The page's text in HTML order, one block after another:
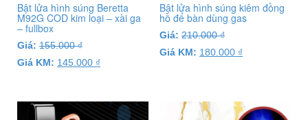
Bật lửa hình súng Beretta
M92G COD kim loại – xài ga
– fullbox
Giá: 155.000₫
Giá KM: 145.000 ₫
Bật lửa hình súng kiêm đồng
hồ để bàn dùng gas
Giá: 210.000₫
Giá KM: 180.000 ₫